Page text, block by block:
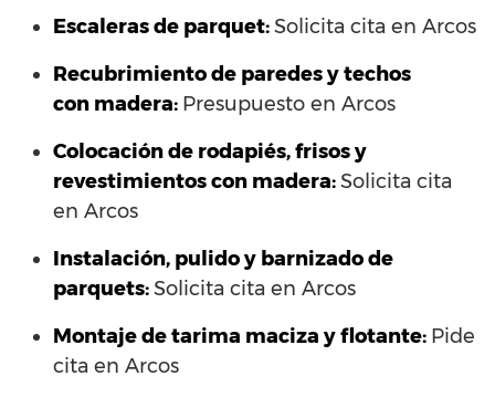
Escaleras de parquet:Solicita cita en Arcos
Recubrimiento de paredes y techos
con madera: Presupuesto en Arcos
Colocación de rodapiés, frisos y
revestimientos con madera:Solicita cita
en Arcos
Instalación, pulido y barnizado de
parquets:Solicita cita en Arcos
Montaje de tarima maciza y flotante: Pide
cita en Arcos